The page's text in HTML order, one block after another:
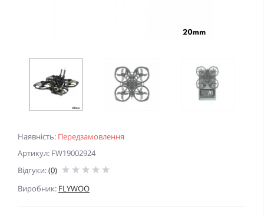
Наявність: Передзамовлення
Артикул: FW19002924
Відгуки:(0)
Виробник: FLYWOO